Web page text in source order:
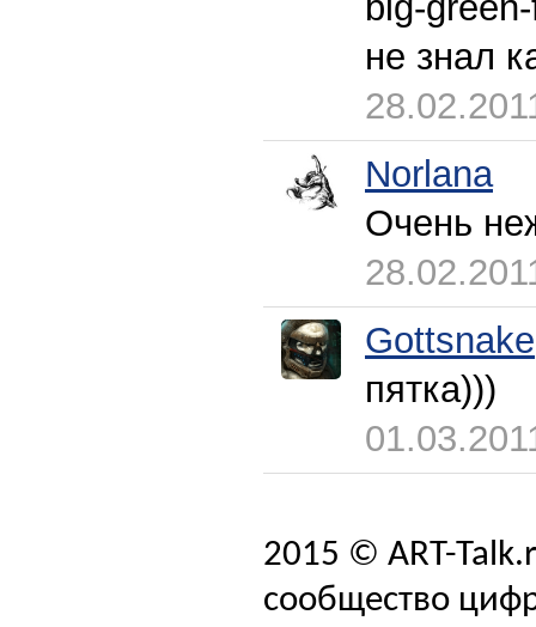
не знал
Norlana
Очень
Gottsnake
пятка)))
2015 © ART-
сообщество